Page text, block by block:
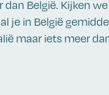
België. Kijken
je in België
maar iets meer